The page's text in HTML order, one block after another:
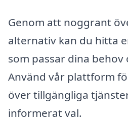
Genom att noggrant
alternativ kan du hitta
som passar dina behov
Använd vår plattform
över tillgängliga
informerat val.